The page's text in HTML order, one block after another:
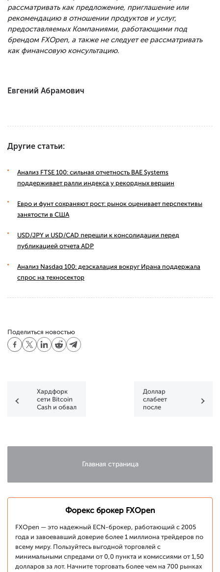
рассматривать как предложение, приглашение или
рекомендацию в отношении продуктов и услуг,
предоставляемых Компаниями, работающими под
брендом FXOpen, а также не следует ее рассматривать
как финансовую консультацию.
Евгений Абрамович
Другие статьи:
Анализ FTSE 100: сильная отчетность BAE Systems
поддерживает ралли индекса у рекордных вершин
Евро и фунт сохраняют рост: рынок оценивает перспективы
занятости в США
USD/JPY и USD/CAD перешли к консолидации перед
публикацией отчета ADP
Анализ Nasdaq 100: деэскалация вокруг Ирана поддержала
спрос на техносектор
Поделиться новостью
Хардфорк
сети Bitcoin
Cash и обвал
Доллар
слабеет
после
Главная страница
Форекс брокер FXOpen
FXOpen — это надежный ECN-брокер, работающий с 2005
года и завоевавший доверие более 1 миллиона трейдеров по
всему миру. Пользуйтесь выгодной торговлей с
минимальными спредами от 0,0 пункта и комиссиями от 1,50
долларов за лот. Начните торговать более чем на 700 рынках